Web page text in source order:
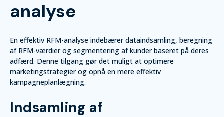
analyse
En effektiv RFM-analyse indebærer dataindsamling, beregning
af RFM-værdier og segmentering af kunder baseret på deres
adfærd. Denne tilgang gør det muligt at optimere
marketingstrategier og opnå en mere effektiv
kampagneplanlægning.
Indsamling af